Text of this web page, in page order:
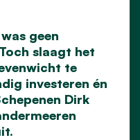
geen
slaagt het
te
investeren én
Dirk